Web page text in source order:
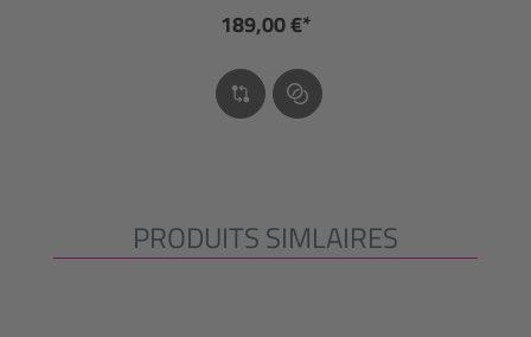
189,00 €*
Ignorer la galerie de produits
PRODUITS SIMLAIRES